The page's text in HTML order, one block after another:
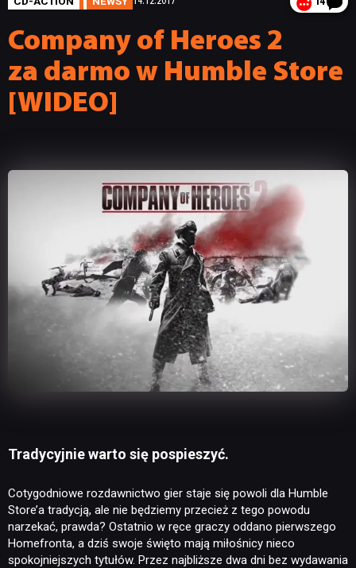
Company of Heroes 2
za darmo w Humble Store
[WIDEO]
Tradycyjnie warto się pospieszyć.
Cotygodniowe rozdawnictwo gier staje się powoli dla Humble
Store’a tradycją, ale nie będziemy przecież z tego powodu
narzekać, prawda? Ostatnio w ręce graczy oddano pierwszego
Homefronta, a dziś swoje święto mają miłośnicy nieco
spokojniejszych tytułów. Przez najbliższe dwa dni bez wydawania